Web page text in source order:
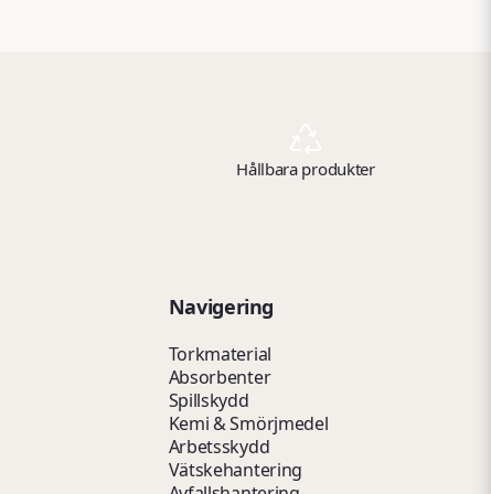
Hållbara produkter
Navigering
Torkmaterial
Absorbenter
Spillskydd
Kemi & Smörjmedel
Arbetsskydd
Vätskehantering